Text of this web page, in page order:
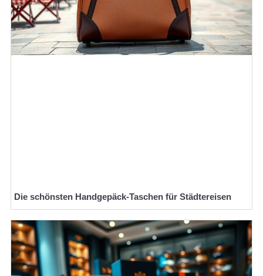
Die schönsten Handgepäck-Taschen für Städtereisen